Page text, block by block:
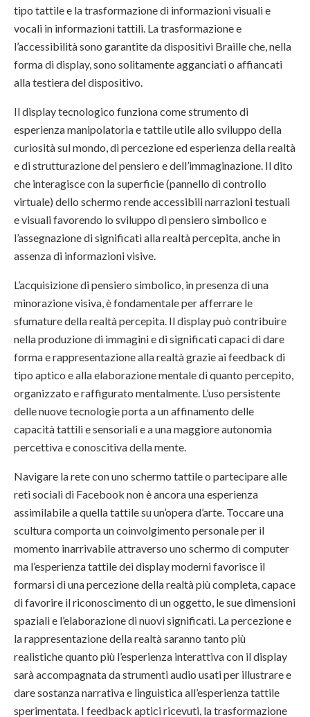
tipo tattile e la trasformazione di informazioni visuali e
vocali in informazioni tattili. La trasformazione e
l’accessibilità sono garantite da dispositivi Braille che, nella
forma di display, sono solitamente agganciati o affiancati
alla testiera del dispositivo.
Il display tecnologico funziona come strumento di
esperienza manipolatoria e tattile utile allo sviluppo della
curiosità sul mondo, di percezione ed esperienza della realtà
e di strutturazione del pensiero e dell’immaginazione. Il dito
che interagisce con la superficie (pannello di controllo
virtuale) dello schermo rende accessibili narrazioni testuali
e visuali favorendo lo sviluppo di pensiero simbolico e
l’assegnazione di significati alla realtà percepita, anche in
assenza di informazioni visive.
L’acquisizione di pensiero simbolico, in presenza di una
minorazione visiva, è fondamentale per afferrare le
sfumature della realtà percepita. Il display può contribuire
nella produzione di immagini e di significati capaci di dare
forma e rappresentazione alla realtà grazie ai feedback di
tipo aptico e alla elaborazione mentale di quanto percepito,
organizzato e raffigurato mentalmente. L’uso persistente
delle nuove tecnologie porta a un affinamento delle
capacità tattili e sensoriali e a una maggiore autonomia
percettiva e conoscitiva della mente.
Navigare la rete con uno schermo tattile o partecipare alle
reti sociali di Facebook non è ancora una esperienza
assimilabile a quella tattile su un’opera d’arte. Toccare una
scultura comporta un coinvolgimento personale per il
momento inarrivabile attraverso uno schermo di computer
ma l’esperienza tattile dei display moderni favorisce il
formarsi di una percezione della realtà più completa, capace
di favorire il riconoscimento di un oggetto, le sue dimensioni
spaziali e l’elaborazione di nuovi significati. La percezione e
la rappresentazione della realtà saranno tanto più
realistiche quanto più l’esperienza interattiva con il display
sarà accompagnata da strumenti audio usati per illustrare e
dare sostanza narrativa e linguistica all’esperienza tattile
sperimentata. I feedback aptici ricevuti, la trasformazione